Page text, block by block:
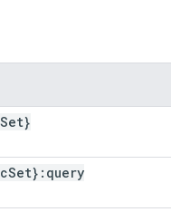
Set}
Set}:query